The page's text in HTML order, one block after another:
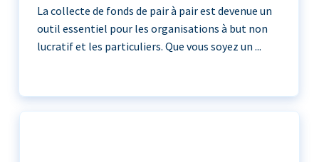
La collecte de fonds de pair à pair est devenue un
outil essentiel pour les organisations à but non
lucratif et les particuliers. Que vous soyez un ...